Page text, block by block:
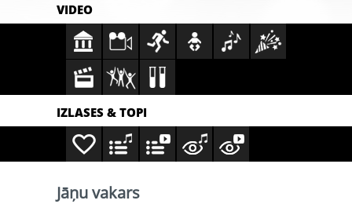
VIDEO
IZLASES & TOPI
Jāņu vakars